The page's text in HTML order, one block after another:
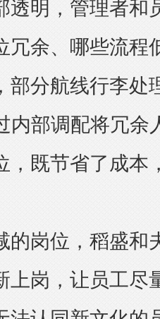
透明，管理者和
冗余、哪些流程
部分航线行李处
内部调配将冗余
，既节省了成本
岗位，稻盛和
上岗，让员工尽